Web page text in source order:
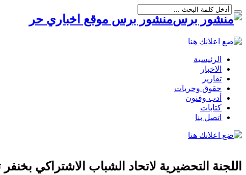
منشور برس موقع اخباري حر
الرئيسية
الاخبار
تقارير
حقوق وحريات
أدب وفنون
كتابات
اتصل بنا
اللجنة التحضيرية لاتحاد الشباب الاشتراكي